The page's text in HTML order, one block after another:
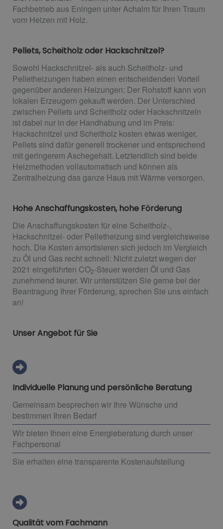
Fachbetrieb aus Eningen unter Achalm für Ihren Traum
vom Heizen mit Holz.
Pellets, Scheitholz oder Hackschnitzel?
Sowohl Hackschnitzel- als auch Scheitholz- und
Pelletheizungen haben einen entscheidenden Vorteil
gegenüber anderen Heizungen: Der Rohstoff kann von
lokalen Erzeugern gekauft werden. Der Unterschied
zwischen Pellets und Scheitholz oder Hackschnitzeln
ist dabei nur in der Handhabung und im Preis:
Hackschnitzel und Scheitholz kosten etwas weniger,
Pellets sind dafür generell trockener und entsprechend
mit geringerem Aschegehalt. Letztendlich sind beide
Heizmethoden vollautomatisch und können als
Zentralheizung das ganze Haus mit Wärme versorgen.
Hohe Anschaffungskosten, hohe Förderung
Die Anschaffungskosten für eine Scheitholz-,
Hackschnitzel- oder Pelletheizung sind vergleichsweise
hoch. Die Kosten amortisieren sich jedoch im Vergleich
zu Öl und Gas recht schnell: Nicht zuletzt wegen der
2021 eingeführten CO2-Steuer werden Öl und Gas
zunehmend teurer. Wir unterstützen Sie gerne bei der
Beantragung Ihrer Förderung, sprechen Sie uns einfach
an!
Unser Angebot für Sie
Individuelle Planung und persönliche Beratung
Gemeinsam besprechen wir Ihre Wünsche und
bestimmen Ihren Bedarf
Wir bieten Ihnen eine Energieberatung durch unser
Fachpersonal
Sie erhalten eine transparente Kostenaufstellung
Qualität vom Fachmann